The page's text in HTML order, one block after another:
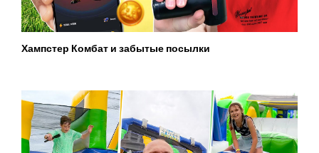
Хампстер Комбат и забытые посылки